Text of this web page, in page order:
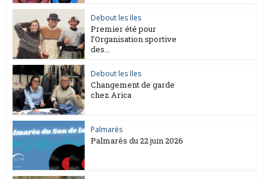
Debout les Iles
Premier été pour
l’Organisation sportive
des...
Debout les Iles
Changement de garde
chez Arica
Palmarès
Palmarès du 22 juin 2026